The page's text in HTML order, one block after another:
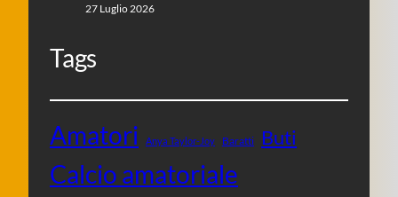
27 Luglio 2026
Tags
Amatori Anya Taylor-Joy Baratti Buti
Calcio amatoriale